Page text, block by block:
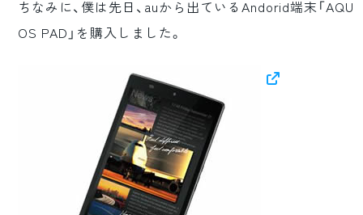
ちなみに、僕は先日、auから出ているAndorid端末「AQU
OS PAD」を購入しました。